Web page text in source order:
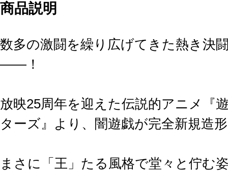
商品説明
数多の激闘を繰り広げてきた熱き決
――！
放映25周年を迎えた伝説的アニメ
ターズ』より、闇遊戯が完全新規造
まさに「王」たる風格で堂々と佇